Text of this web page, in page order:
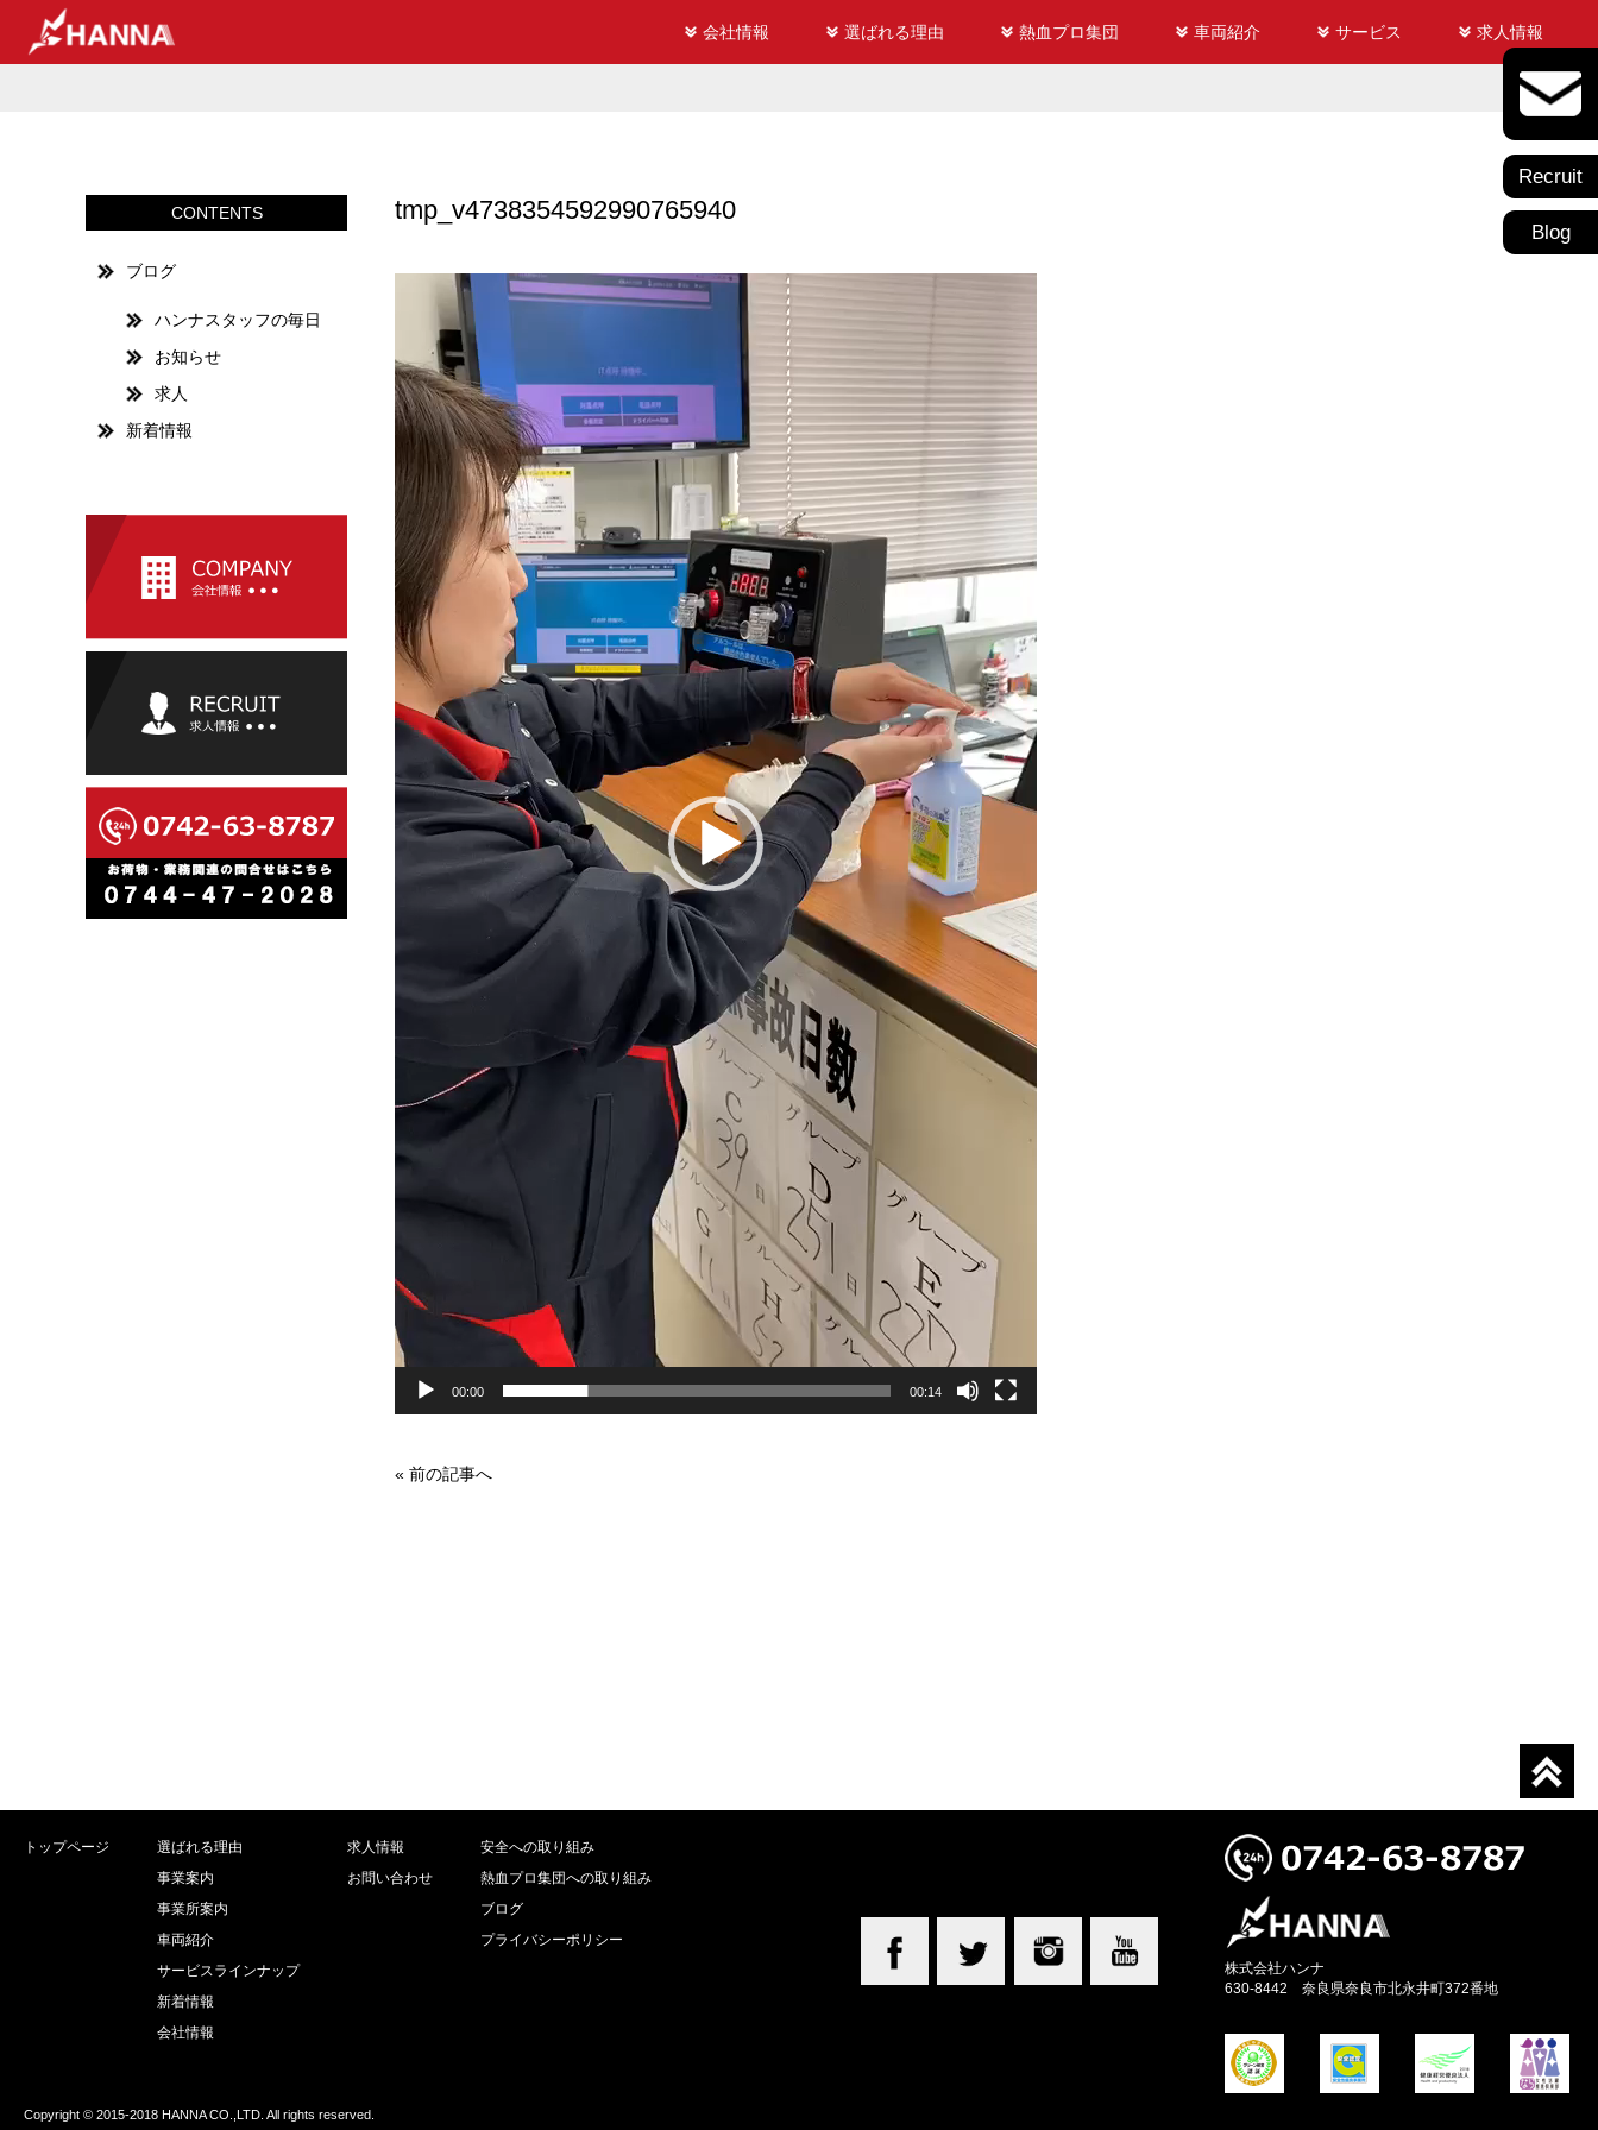
会社情報 選ばれる理由 熱血プロ集団 車両紹介 サービス 求人情報
Recruit
Blog
tmp_v4738354592990765940
レ
ー
ヤ
ー
00:00 00:14
« 前の記事へ
CONTENTS
ブログ
ハンナスタッフの毎日
お知らせ
求人
新着情報
トップページ
選ばれる理由
事業案内
事業所案内
車両紹介
サービスラインナップ
新着情報
会社情報
求人情報
お問い合わせ
安全への取り組み
熱血プロ集団への取り組み
ブログ
プライバシーポリシー
株式会社ハンナ
630-8442 奈良県奈良市北永井町372番地
Copyright © 2015-2018 HANNA CO.,LTD. All rights reserved.